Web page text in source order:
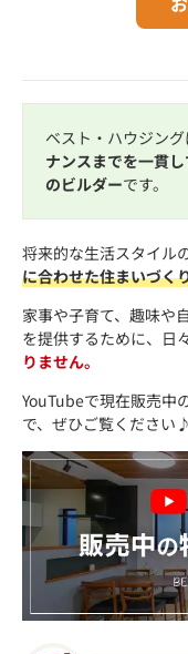
ベスト・ハウジング
ナンスまでを一貫
のビルダーです。
将来的な生活スタイル
に合わせた住まいづく
家事や子育て、趣味や
を提供するために、日
りません。
YouTubeで現在販売中
で、ぜひご覧ください♪